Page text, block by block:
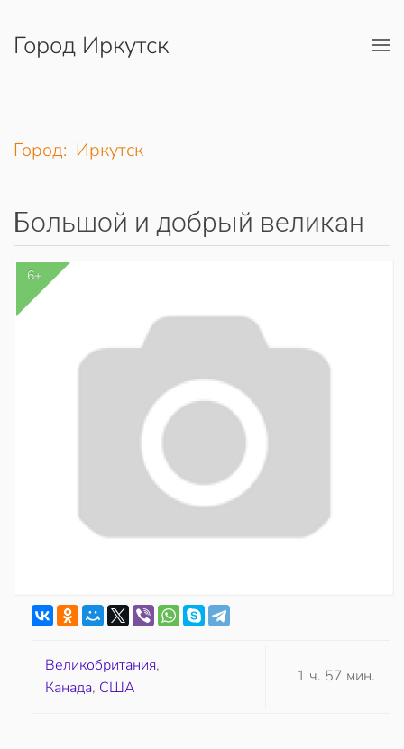
Перейти к содержимому
Город Иркутск
Город: Иркутск
Большой и добрый великан
6+
Великобритания,
Канада, США
1 ч. 57 мин.